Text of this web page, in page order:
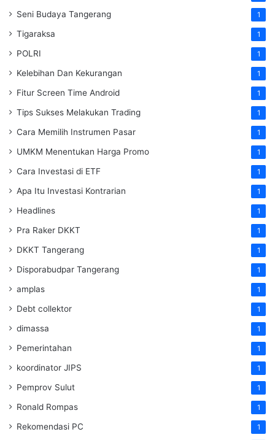
Seni Budaya Tangerang 1
Tigaraksa 1
POLRI 1
Kelebihan Dan Kekurangan 1
Fitur Screen Time Android 1
Tips Sukses Melakukan Trading 1
Cara Memilih Instrumen Pasar 1
UMKM Menentukan Harga Promo 1
Cara Investasi di ETF 1
Apa Itu Investasi Kontrarian 1
Headlines 1
Pra Raker DKKT 1
DKKT Tangerang 1
Disporabudpar Tangerang 1
amplas 1
Debt collektor 1
dimassa 1
Pemerintahan 1
koordinator JIPS 1
Pemprov Sulut 1
Ronald Rompas 1
Rekomendasi PC 1